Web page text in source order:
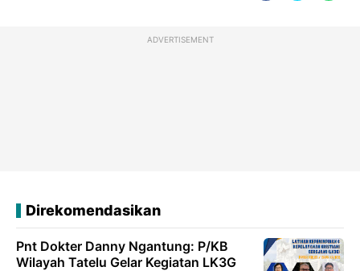
ADVERTISEMENT
Direkomendasikan
Pnt Dokter Danny Ngantung: P/KB
Wilayah Tatelu Gelar Kegiatan LK3G